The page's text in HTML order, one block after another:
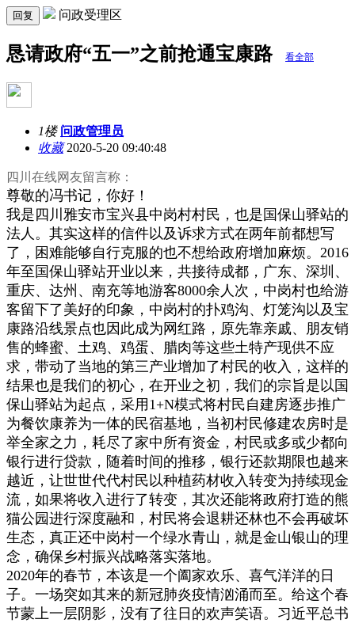
回复 问政受理区
恳请政府“五一”之前抢通宝康路 看全部
1楼 问政管理员
收藏2020-5-20 09:40:48
四川在线网友留言称：
尊敬的冯书记，你好！
我是四川雅安市宝兴县中岗村村民，也是国保山驿站的
法人。其实这样的信件以及诉求方式在两年前都想写
了，困难能够自行克服的也不想给政府增加麻烦。2016
年至国保山驿站开业以来，共接待成都，广东、深圳、
重庆、达州、南充等地游客8000余人次，中岗村也给游
客留下了美好的印象，中岗村的扑鸡沟、灯笼沟以及宝
康路沿线景点也因此成为网红路，原先靠亲戚、朋友销
售的蜂蜜、土鸡、鸡蛋、腊肉等这些土特产现供不应
求，带动了当地的第三产业增加了村民的收入，这样的
结果也是我们的初心，在开业之初，我们的宗旨是以国
保山驿站为起点，采用1+N模式将村民自建房逐步推广
为餐饮康养为一体的民宿基地，当初村民修建农房时是
举全家之力，耗尽了家中所有资金，村民或多或少都向
银行进行贷款，随着时间的推移，银行还款期限也越来
越近，让世世代代村民以种植药材收入转变为持续现金
流，如果将收入进行了转变，其次还能将政府打造的熊
猫公园进行深度融和，村民将会退耕还林也不会再破坏
生态，真正还中岗村一个绿水青山，就是金山银山的理
念，确保乡村振兴战略落实落地。
2020年的春节，本该是一个阖家欢乐、喜气洋洋的日
子。一场突如其来的新冠肺炎疫情汹涌而至。给这个春
节蒙上一层阴影，没有了往日的欢声笑语。习近平总书